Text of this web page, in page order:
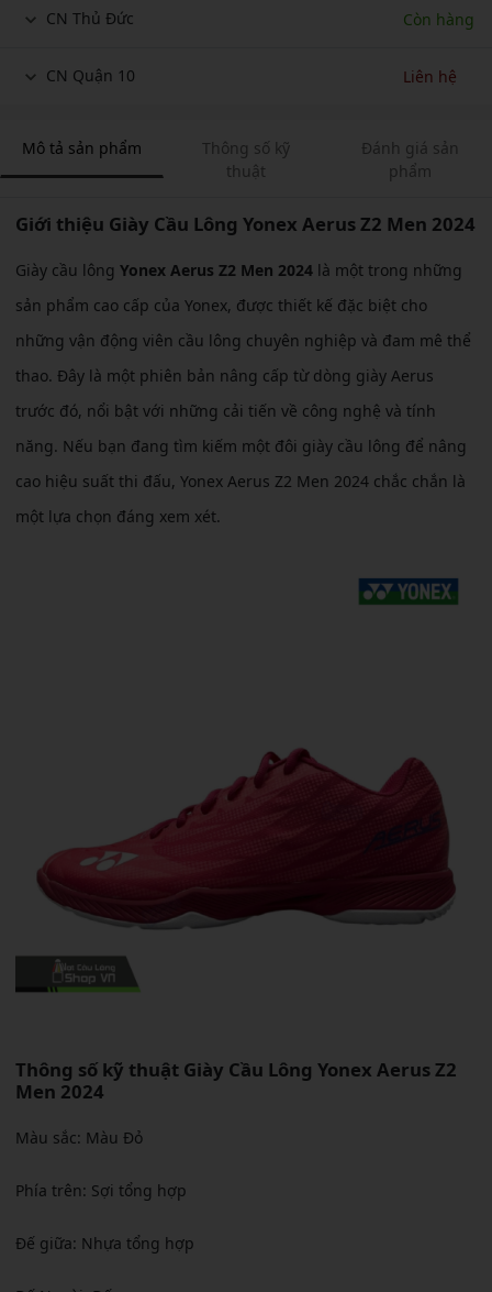
CN Thủ Đức Còn hàng
CN Quận 10 Liên hệ
Mô tả sản phẩm
Thông số kỹ
thuật
Đánh giá sản
phẩm
Giới thiệu Giày Cầu Lông Yonex Aerus Z2 Men 2024
Giày cầu lông Yonex Aerus Z2 Men 2024 là một trong những
sản phẩm cao cấp của Yonex, được thiết kế đặc biệt cho
những vận động viên cầu lông chuyên nghiệp và đam mê thể
thao. Đây là một phiên bản nâng cấp từ dòng giày Aerus
trước đó, nổi bật với những cải tiến về công nghệ và tính
năng. Nếu bạn đang tìm kiếm một đôi giày cầu lông để nâng
cao hiệu suất thi đấu, Yonex Aerus Z2 Men 2024 chắc chắn là
một lựa chọn đáng xem xét.
Thông số kỹ thuật Giày Cầu Lông Yonex Aerus Z2
Men 2024
Màu sắc: Màu Đỏ
Phía trên: Sợi tổng hợp
Đế giữa: Nhựa tổng hợp